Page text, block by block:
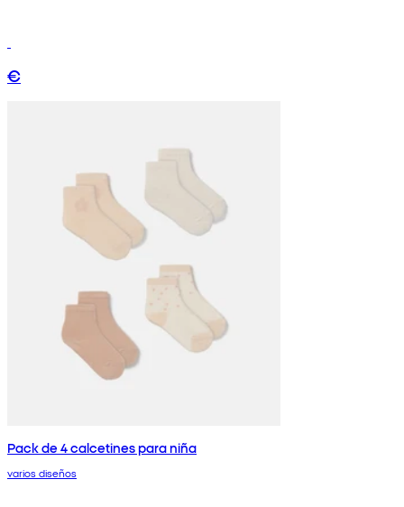
€
Pack de 4 calcetines para niña
varios diseños